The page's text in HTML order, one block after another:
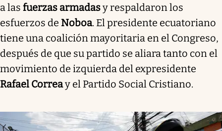
a las fuerzas armadasy respaldaron los
esfuerzos de Noboa. El presidente ecuatoriano
tiene una coalición mayoritaria en el Congreso,
después de que su partido se aliara tanto con el
movimiento de izquierda del expresidente
Rafael Correay el Partido Social Cristiano.